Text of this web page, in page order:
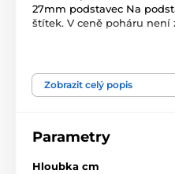
27mm podstavec Na
štítek. V ceně poháru
Krasobruslení
Zobrazit celý popis
Parametry
Hloubka cm